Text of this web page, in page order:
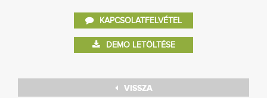
KAPCSOLATFELVÉTEL
DEMO LETÖLTÉSE
VISSZA